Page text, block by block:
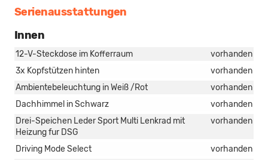
Serienausstattungen
Innen
12-V-Steckdose im Kofferraum
vorhanden
3x Kopfstützen hinten
vorhanden
Ambientebeleuchtung in Weiß /Rot
vorhanden
Dachhimmel in Schwarz
vorhanden
Drei-Speichen Leder Sport Multi Lenkrad mit
Heizung fur DSG
vorhanden
Driving Mode Select
vorhanden